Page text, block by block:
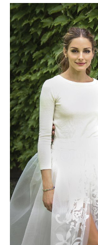
出典： http://chaako.com
オリヴィアパレルモは
リアリティ番組「The
と話題に。
美しすぎる美貌・令嬢・
事を持つオリヴィアは一